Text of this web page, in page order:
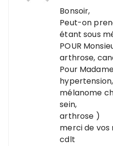
Bonsoir,
Peut-on
étant sous
POUR
arthrose,
Pour
mélanome
sein,
arthrose )
merci de vos
cdlt